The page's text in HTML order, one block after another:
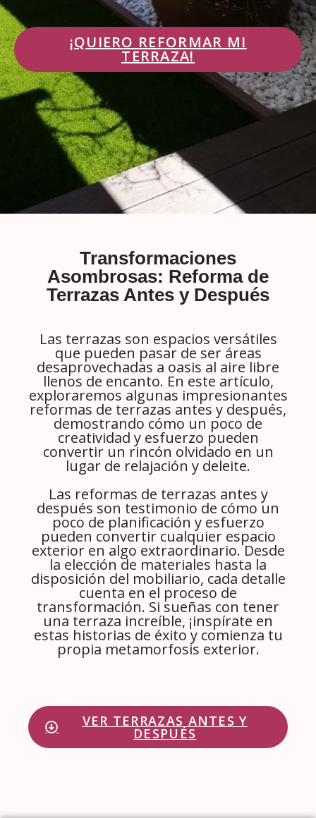
¡QUIERO REFORMAR MI
TERRAZA!
Transformaciones
Asombrosas: Reforma de
Terrazas Antes y Después
Las terrazas son espacios versátiles
que pueden pasar de ser áreas
desaprovechadas a oasis al aire libre
llenos de encanto. En este artículo,
exploraremos algunas impresionantes
reformas de terrazas antes y después,
demostrando cómo un poco de
creatividad y esfuerzo pueden
convertir un rincón olvidado en un
lugar de relajación y deleite.
Las reformas de terrazas antes y
después son testimonio de cómo un
poco de planificación y esfuerzo
pueden convertir cualquier espacio
exterior en algo extraordinario. Desde
la elección de materiales hasta la
disposición del mobiliario, cada detalle
cuenta en el proceso de
transformación. Si sueñas con tener
una terraza increíble, ¡inspírate en
estas historias de éxito y comienza tu
propia metamorfosis exterior.
VER TERRAZAS ANTES Y
DESPUÉS